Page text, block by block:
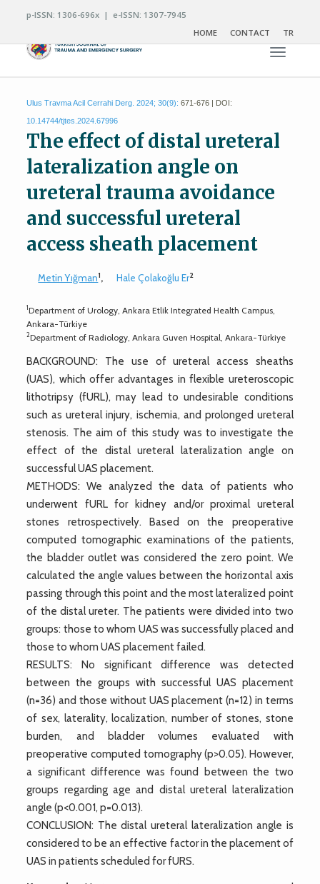
p-ISSN: 1306-696x | e-ISSN: 1307-7945
HOME
CONTACT TR
Toggle
Ulus Travma Acil Cerrahi Derg. 2024; 30(9): 671-676 | DOI:
10.14744/tjtes.2024.67996
The effect of distal ureteral
lateralization angle on
ureteral trauma avoidance
and successful ureteral
access sheath placement
Metin Yığman1, Hale Çolakoğlu Er2
1Department of Urology, Ankara Etlik Integrated Health Campus,
Ankara-Türkiye
2Department of Radiology, Ankara Guven Hospital, Ankara-Türkiye
BACKGROUND: The use of ureteral access sheaths
(UAS), which offer advantages in flexible ureteroscopic
lithotripsy (fURL), may lead to undesirable conditions
such as ureteral injury, ischemia, and prolonged ureteral
stenosis. The aim of this study was to investigate the
effect of the distal ureteral lateralization angle on
successful UAS placement.
METHODS: We analyzed the data of patients who
underwent fURL for kidney and/or proximal ureteral
stones retrospectively. Based on the preoperative
computed tomographic examinations of the patients,
the bladder outlet was considered the zero point. We
calculated the angle values between the horizontal axis
passing through this point and the most lateralized point
of the distal ureter. The patients were divided into two
groups: those to whom UAS was successfully placed and
those to whom UAS placement failed.
RESULTS: No significant difference was detected
between the groups with successful UAS placement
(n=36) and those without UAS placement (n=12) in terms
of sex, laterality, localization, number of stones, stone
burden, and bladder volumes evaluated with
preoperative computed tomography (p>0.05). However,
a significant difference was found between the two
groups regarding age and distal ureteral lateralization
angle (p<0.001, p=0.013).
CONCLUSION: The distal ureteral lateralization angle is
considered to be an effective factor in the placement of
UAS in patients scheduled for fURS.